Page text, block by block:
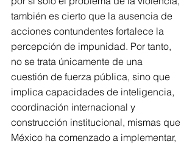
también es cierto que la ausencia de
acciones contundentes fortalece la
percepción de impunidad. Por tanto,
no se trata únicamente de una
cuestión de fuerza pública, sino que
implica capacidades de inteligencia,
coordinación internacional y
construcción institucional, mismas que
México ha comenzado a implementar,